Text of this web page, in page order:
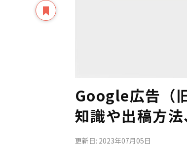
Google広告（
知識や出稿方
更新日: 2023年07月05日